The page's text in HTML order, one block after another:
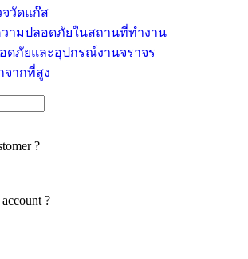
จวัดแก๊ส
ามปลอดภัยในสถานที่ทำงาน
ดภัยและอุปกรณ์งานจราจร
ากที่สูง
?
?